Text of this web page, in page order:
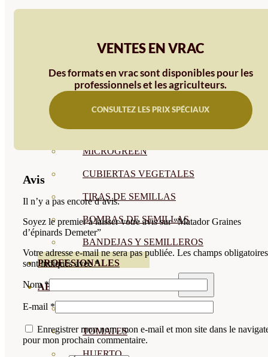
SEMILLAS BRASICAS
SEMILLAS RAÍZ
SEMILLAS LEGUMINOSAS
MICROGREEN
CUBIERTAS VEGETALES
TIRAS DE SEMILLAS
BOMBAS DE SEMILLAS
BANDEJAS Y SEMILLEROS
PROFESIONALES
ABONOS POR CULTIVO
TOMATES
HUERTO
VENTES EN VRAC
Des formats en vrac sont disponibles pour les
professionnels et les agriculteurs.
CONSULTEZ LES PRIX SPÉCIAUX
Avis
Il n’y a pas encore d’avis.
Soyez le premier à laisser votre avis sur “Matador Graines
d’épinards Demeter”
Votre adresse e-mail ne sera pas publiée. Les champs obligatoires
sont indiqués avec*
Nom*
E-mail *
Enregistrer mon nom, mon e-mail et mon site dans le
pour mon prochain commentaire.